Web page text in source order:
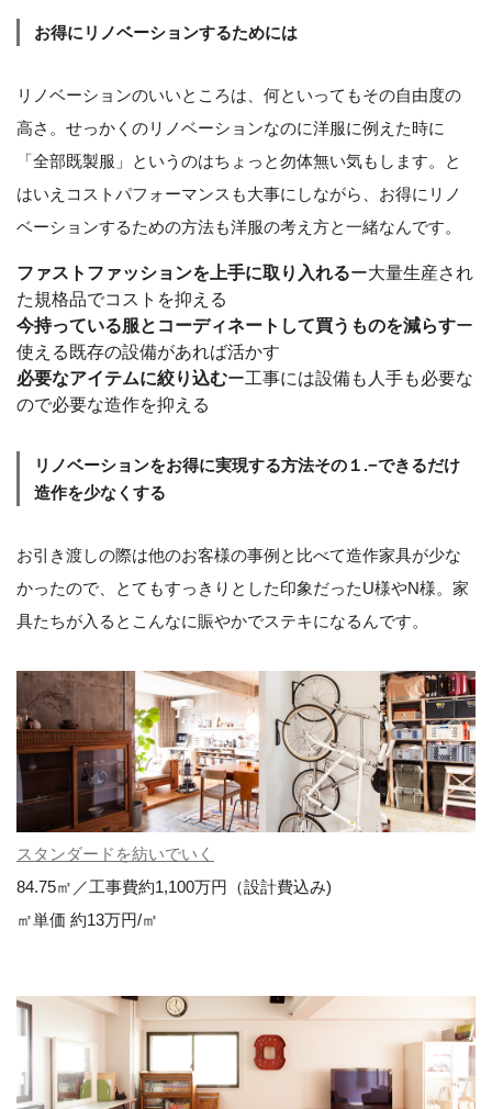
お得にリノベーションするためには
リノベーションのいいところは、何といってもその自由度の
高さ。せっかくのリノベーションなのに洋服に例えた時に
「全部既製服」というのはちょっと勿体無い気もします。と
はいえコストパフォーマンスも大事にしながら、お得にリノ
ベーションするための方法も洋服の考え方と一緒なんです。
ファストファッションを上手に取り入れるー大量生産され
た規格品でコストを抑える
今持っている服とコーディネートして買うものを減らすー
使える既存の設備があれば活かす
必要なアイテムに絞り込むー工事には設備も人手も必要な
ので必要な造作を抑える
リノベーションをお得に実現する方法その１.−できるだけ
造作を少なくする
お引き渡しの際は他のお客様の事例と比べて造作家具が少な
かったので、とてもすっきりとした印象だったU様やN様。家
具たちが入るとこんなに賑やかでステキになるんです。
スタンダードを紡いでいく
84.75㎡／工事費約1,100万円（設計費込み)
㎡単価 約13万円/㎡